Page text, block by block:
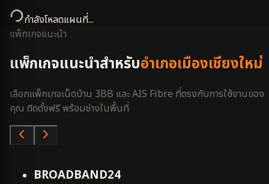
กำลังโหลดแผนที่...
แพ็กเกจแนะนำ
แพ็กเกจแนะนำสำหรับอำเภอเมืองเชียงใหม่
เลือกแพ็กเกจเน็ตบ้าน 3BB และ AIS Fibre ที่ตรงกับการใช้งานของ
คุณ ติดตั้งฟรี พร้อมช่างในพื้นที่
BROADBAND24